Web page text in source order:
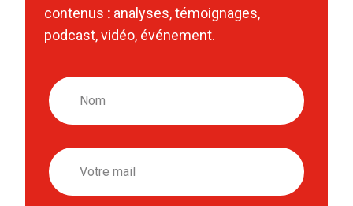
contenus : analyses, témoignages,
podcast, vidéo, événement.
Nom
Email